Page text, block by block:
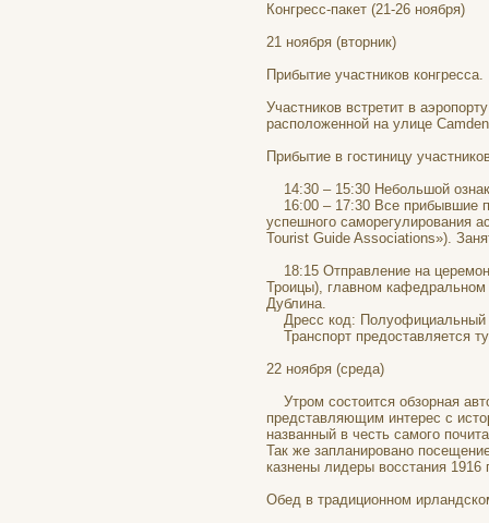
Конгресс-пакет (21-26 ноября)
21 ноября (вторник)
Прибытие участников конгресса.
Участников встретит в
расположенной на улице
Прибытие в гостиницу
14:30 – 15:30 Небольшой
16:00 – 17:30 Все прибывшие
успешного саморегулирования
Tourist Guide Associations»).
18:15 Отправление на
Троицы), главном кафедральном
Дублина.
Дресс код: Полуофициальный
Транспорт предоставляется
22 ноября (среда)
Утром состоится обзорная
представляющим интерес с
названный в честь самого
Так же запланировано
казнены лидеры восстания 1916
Обед в традиционном